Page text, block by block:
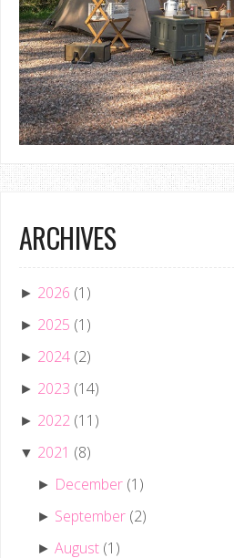
ARCHIVES
► 2026 (1)
► 2025 (1)
► 2024 (2)
► 2023 (14)
► 2022 (11)
▼ 2021 (8)
► December (1)
► September (2)
►August (1)